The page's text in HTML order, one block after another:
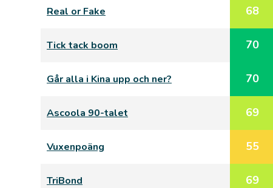
Real or Fake 68
Tick tack boom 70
Går alla i Kina upp och ner? 70
Ascoola 90-talet 69
Vuxenpoäng 55
TriBond 69